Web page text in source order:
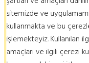
sitemizde ve
kullanmakta ve bu
işlemekteyiz. Kullanılan
amaçları ve ilgili çerezi